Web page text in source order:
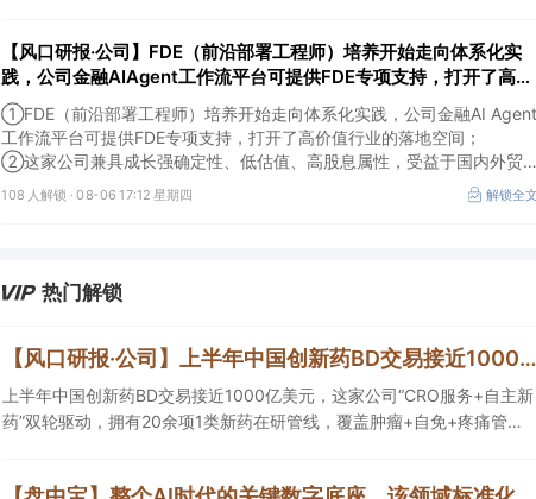
【风口研报·公司】FDE（前沿部署工程师）培养开始走向体系化实
践，公司金融AIAgent工作流平台可提供FDE专项支持，打开了高价
值行业的落地空间；另有公司兼具成长强确定性、低估值、高股息属
性
①FDE（前沿部署工程师）培养开始走向体系化实践，公司金融AI Agent
工作流平台可提供FDE专项支持，打开了高价值行业的落地空间；
②这家公司兼具成长强确定性、低估值、高股息属性，受益于国内外贸
易额高速增长，且还有AI应用加速渗透+跨境支付等成长极。
108 人解锁 ·08-06 17:12 星期四 解锁全文
热门解锁
【风口研报·公司】上半年中国创新药BD交易接近1000亿美元，这家公司“CRO服务+自主新药”双轮驱动，拥有20余项1类新药在研管线，覆盖肿瘤+自免+疼痛管理等重大领域
上半年中国创新药BD交易接近1000亿美元，这家公司“CRO服务+自主新
药”双轮驱动，拥有20余项1类新药在研管线，覆盖肿瘤+自免+疼痛管理